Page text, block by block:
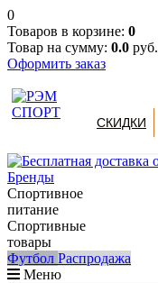
0
Товаров в корзине: 0
Товар на сумму: 0.0 руб.
Оформить заказ
СКИДКИ
Бренды
Спортивное
питание
Спортивные
товары
Футбол Распродажа
Меню